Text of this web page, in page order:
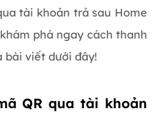
tài khoản trả sau Home
phá ngay cách thanh
bài viết dưới đây!
QR qua tài khoản